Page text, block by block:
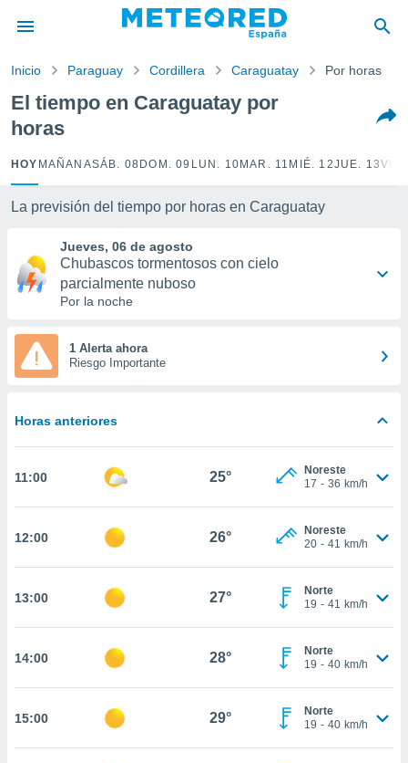
por
para
la
calidad.
a este
las
y
forma
contenido
coste.
botón
a la
la
ya sean
en
perfil
ACEPTAR
CONTINUAR
Inicio Paraguay Cordillera Caraguatay Por horas
El tiempo en Caraguatay por
horas
HOY MAÑANASÁB. 08 DOM. 09 LUN. 10 MAR. 11 MIÉ. 12JUE. 13VIE.
La previsión del tiempo por horas en Caraguatay
Jueves, 06 de agosto
Chubascos tormentosos con cielo
parcialmente nuboso
Por la noche
1 Alerta ahora
Riesgo Importante
Horas anteriores
11:00 25°
Noreste
17 - 36 km/h
12:00 26°
Noreste
20 - 41 km/h
13:00 27°
Norte
19 - 41 km/h
14:00 28°
Norte
19 - 40 km/h
15:00 29°
Norte
19 - 40 km/h